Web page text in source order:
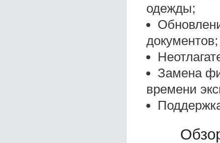
одежды;
документов;
Замена
времени